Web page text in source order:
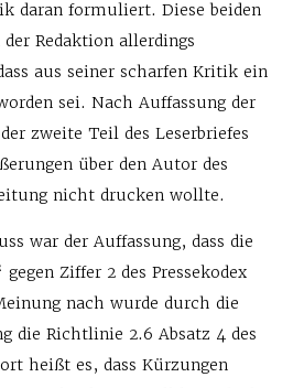
daran formuliert. Diese beiden
Redaktion allerdings
aus seiner scharfen Kritik ein
sei. Nach Auffassung der
zweite Teil des Leserbriefes
über den Autor des
nicht drucken wollte.
war der Auffassung, dass die
Ziffer 2 des Pressekodex
nach wurde durch die
die Richtlinie 2.6 Absatz 4 des
heißt es, dass Kürzungen